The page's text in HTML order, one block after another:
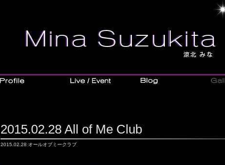
2015.02.28 All of Me Club
2015.02.28 オールオブミークラブ